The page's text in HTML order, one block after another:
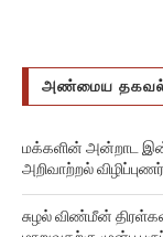
அண்மைய
மக்களின் அன்றாட
அறிவாற்றல்
சுழல் விண்மீன்